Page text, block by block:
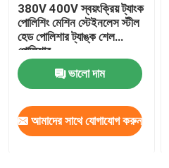
380V 400V স্বয়ংক্রিয় ট্যাংক
পোলিশিং মেশিন স্টেইনলেস স্টীল
হেড পোলিশার ট্যাঙ্ক শেল
পোলিশার
ভালো দাম
আমাদের সাথে যোগাযোগ করুন